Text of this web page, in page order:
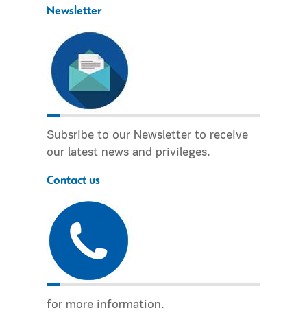
Newsletter
Subsribe to our Newsletter to receive
our latest news and privileges.
Contact us
for more information.